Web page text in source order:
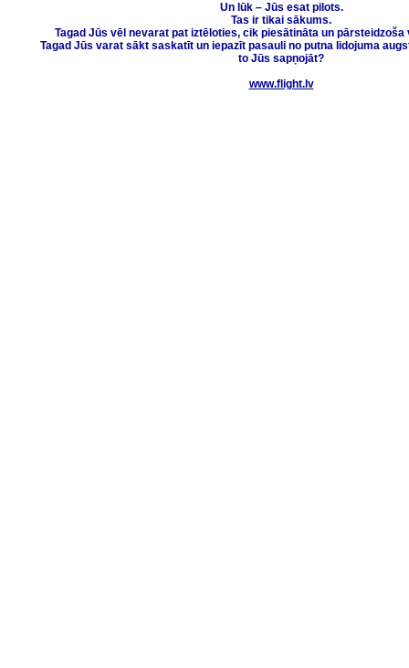
Un lūk – Jūs esat pilots.
Tas ir tikai sākums.
Tagad Jūs vēl nevarat pat iztēloties, cik piesātināta un
Tagad Jūs varat sākt saskatīt un iepazīt pasauli no putna lidojuma
to Jūs sapņojāt?
www.flight.lv